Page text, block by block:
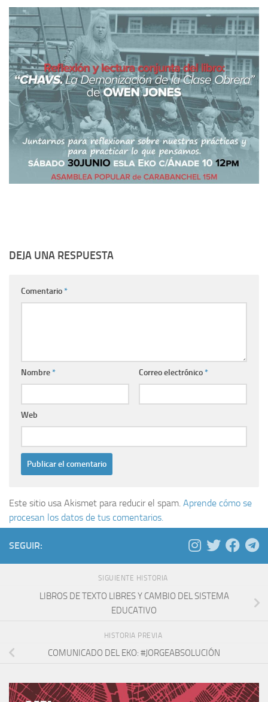
DEJA UNA RESPUESTA
Comentario*
Nombre* Correo electrónico*
Web
Este sitio usa Akismet para reducir el spam. Aprende cómo se
procesan los datos de tus comentarios.
SEGUIR:
SIGUIENTE HISTORIA
LIBROS DE TEXTO LIBRES Y CAMBIO DEL SISTEMA
EDUCATIVO
HISTORIA PREVIA
COMUNICADO DEL EKO: #JORGEABSOLUCIÓN